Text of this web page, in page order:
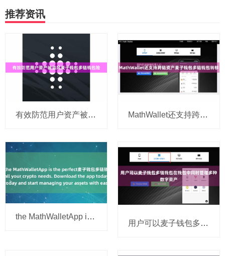
推荐资讯
有效防范用户资产被盗风麦子钱包多链钱包险 MathWallet还支持跨链资产麦子钱包多链钱包转移
the MathWalletApp is the perfect麦子钱包多链钱包 companion
用户可以麦子钱包多链钱包在钱包中同时管理多种数字资产